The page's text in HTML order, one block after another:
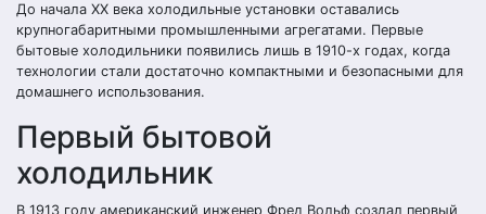
До начала XX века холодильные установки оставались
крупногабаритными промышленными агрегатами. Первые
бытовые холодильники появились лишь в 1910-х годах, когда
технологии стали достаточно компактными и безопасными для
домашнего использования.
Первый бытовой
холодильник
В 1913 году американский инженер Фред Вольф создал первый